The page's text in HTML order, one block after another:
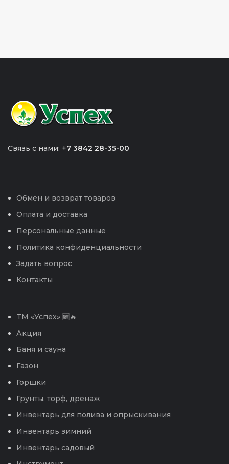
Связь с нами: +7 3842 28-35-00
Обмен и возврат товаров
Оплата и доставка
Персональные данные
Политика конфиденциальности
Задать вопрос
Контакты
TM «Успех» 🆕🔥
Акция
Баня и сауна
Газон
Горшки
Грунты, торф, дренаж
Инвентарь для полива и опрыскивания
Инвентарь зимний
Инвентарь садовый